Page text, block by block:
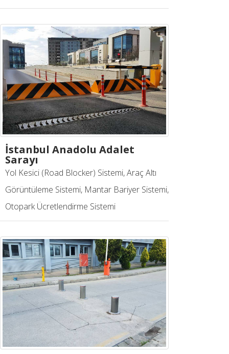
İstanbul Anadolu Adalet
Sarayı
Yol Kesici (Road Blocker) Sistemi, Araç Altı
Görüntüleme Sistemi, Mantar Bariyer Sistemi,
Otopark Ücretlendirme Sistemi